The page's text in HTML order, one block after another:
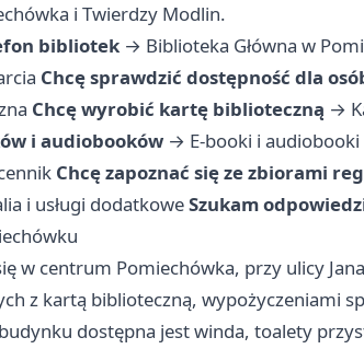
i Twierdzy Modlin.
bibliotek → Biblioteka Główna w
Chcę sprawdzić dostępność dla
Chcę wyrobić kartę biblioteczną →
i audiobooków → E-booki i audiobooki
Chcę zapoznać się ze zbiorami
i usługi dodatkoweSzukam
w centrum Pomiechówka, przy ulicy
z kartą biblioteczną, wypożyczeniami
dostępna jest winda, toalety